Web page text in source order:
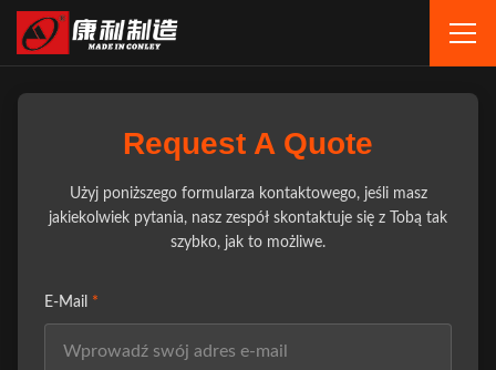
Request A Quote
Użyj poniższego formularza kontaktowego, jeśli masz
jakiekolwiek pytania, nasz zespół skontaktuje się z Tobą tak
szybko, jak to możliwe.
E-Mail *